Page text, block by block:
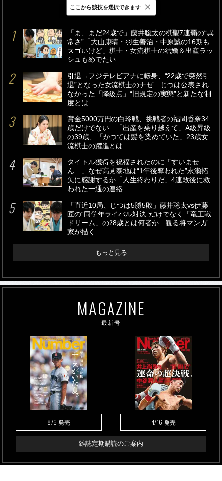
最新 24時間 週間
「ま、まだ24歳で」藤井聡太の棋聖7連覇の“異
常さ”「大山康晴・羽生善治・中原誠の16期も
スゴいけど」棋士・女流棋士の結婚＆出産ラッ
シュもめでたい
引退→フジテレビアナに転身、“22歳で突然引
退”となった女流棋士のナゼ…じつは公表され
なかった「降級点」“旧規定の実態”と新たな制
度とは
賞金5000万円の白玲戦、挑戦者の福間香奈34
歳だけでない…「出産を乗り越えて」A級昇級
の39歳、「かつては髪を染めていた」23歳女
流棋士の躍進とは
タイトル獲得を祝福されたのに「すいませ
ん…」なぜ高見泰地は“1年後奪われた”永瀬拓
矢に感謝するか「人生終わりだ」4連敗後に救
われた一通の連絡
「直近10局、じつは5勝5敗」藤井聡太vs伊藤
匠の“同学年ライバル対決”だけでなく「竜王戦
ドリーム」の28歳とは何者か…観る将マンガ
家が描く
もっと見る
MAGAZINE
最新号
8/6 発売 4/16 発売
雑誌定期購読のご案内
ここから競技を選択できます ×